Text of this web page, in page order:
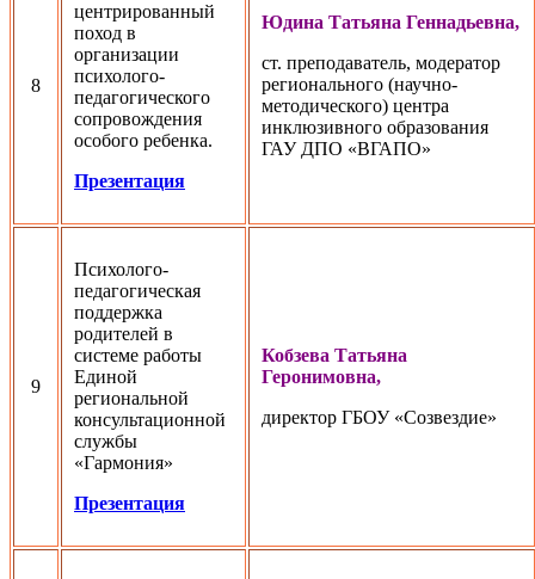
8
центрированный
поход в
организации
психолого-
педагогического
сопровождения
особого ребенка.
Презентация
Юдина Татьяна Геннадьевна,
ст. преподаватель, модератор
регионального (научно-
методического) центра
инклюзивного образования
ГАУ ДПО «ВГАПО»
9
Психолого-
педагогическая
поддержка
родителей в
системе работы
Единой
региональной
консультационной
службы
«Гармония»
Презентация
Кобзева Татьяна
Геронимовна,
директор ГБОУ «Созвездие»